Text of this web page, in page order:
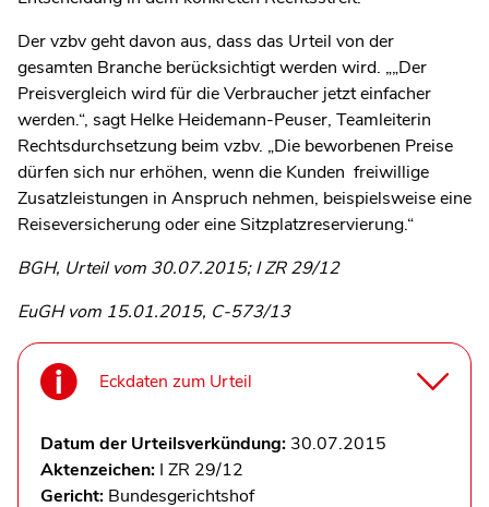
Der vzbv geht davon aus, dass das Urteil von der
gesamten Branche berücksichtigt werden wird. „„Der
Preisvergleich wird für die Verbraucher jetzt einfacher
werden.“, sagt Helke Heidemann-Peuser, Teamleiterin
Rechtsdurchsetzung beim vzbv. „Die beworbenen Preise
dürfen sich nur erhöhen, wenn die Kunden freiwillige
Zusatzleistungen in Anspruch nehmen, beispielsweise eine
Reiseversicherung oder eine Sitzplatzreservierung.“
BGH, Urteil vom 30.07.2015; I ZR 29/12
EuGH vom 15.01.2015, C-573/13
Eckdaten zum Urteil
Datum der Urteilsverkündung: 30.07.2015
Aktenzeichen: I ZR 29/12
Gericht: Bundesgerichtshof